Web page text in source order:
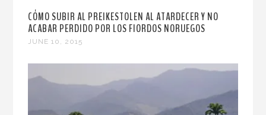
CÓMO SUBIR AL PREIKESTOLEN AL ATARDECER Y NO
ACABAR PERDIDO POR LOS FIORDOS NORUEGOS
JUNE 10, 2015